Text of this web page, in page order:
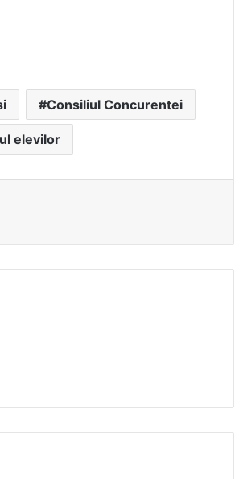
Consiliul Concurentei
elevilor